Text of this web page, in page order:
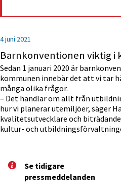
4 juni 2021
Barnkonventionen viktig i
Sedan 1 januari 2020 är
kommunen innebär det att vi tar
många olika frågor.
– Det handlar om allt från
hur vi planerar utemiljöer, säger
kvalitetsutvecklare och
kultur- och
Se tidigare
pressm­eddelanden